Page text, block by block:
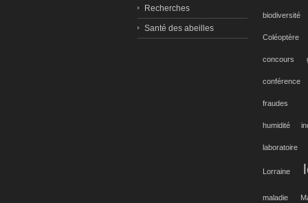
Recherches
Santé des abeilles
biodiversité
Coléoptère
concours
conférence
fraudes
humidité
laboratoire
Lorraine
maladie